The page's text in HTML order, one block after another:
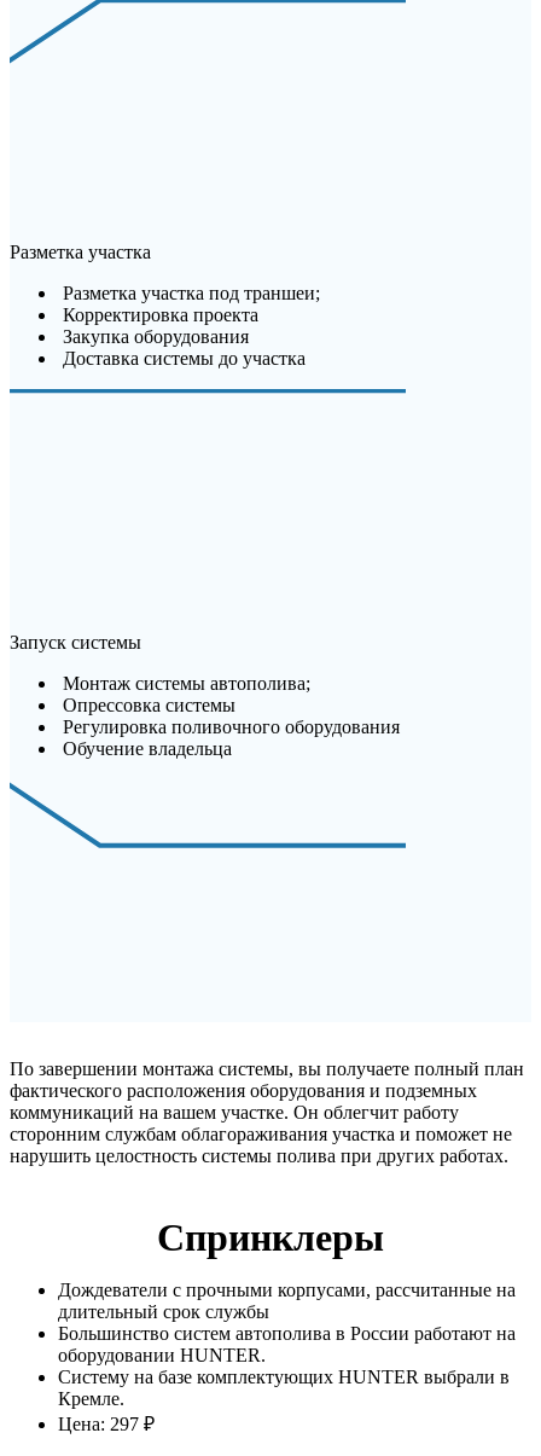
Разметка участка
Разметка участка под траншеи;
Корректировка проекта
Закупка оборудования
Доставка системы до участка
Запуск системы
Монтаж системы автополива;
Опрессовка системы
Регулировка поливочного оборудования
Обучение владельца
По завершении монтажа системы, вы получаете полный план
фактического расположения оборудования и подземных
коммуникаций на вашем участке. Он облегчит работу
сторонним службам облагораживания участка и поможет не
нарушить целостность системы полива при других работах.
Спринклеры
Дождеватели с прочными корпусами, рассчитанные на
длительный срок службы
Большинство систем автополива в России работают на
оборудовании HUNTER.
Систему на базе комплектующих HUNTER выбрали в
Кремле.
Цена: 297 ₽